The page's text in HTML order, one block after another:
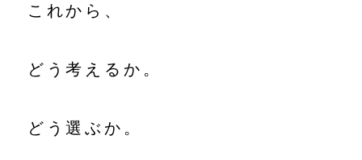
これから、
どう考えるか。
どう選ぶか。